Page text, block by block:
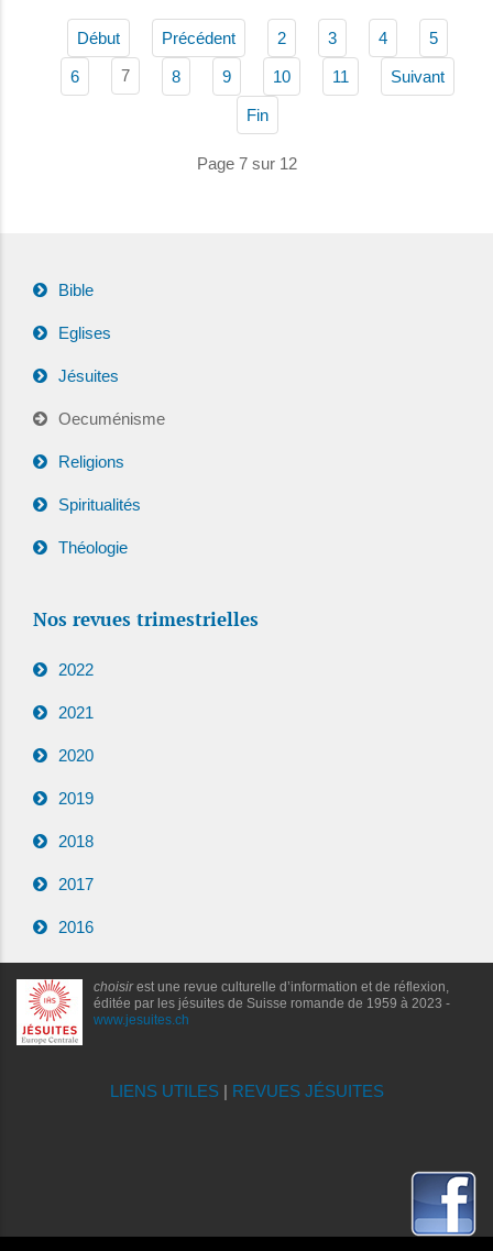
Début Précédent 2 3 4 5
6 7 8 9 10 11 Suivant
Fin
Page 7 sur 12
Bible
Eglises
Jésuites
Oecuménisme
Religions
Spiritualités
Théologie
Nos revues trimestrielles
2022
2021
2020
2019
2018
2017
2016
choisirest une revue culturelle d’information et de réflexion,
éditée par les jésuites de Suisse romande de 1959 à 2023 -
www.jesuites.ch
LIENS UTILES| REVUES JÉSUITES